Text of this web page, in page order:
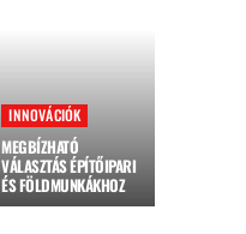
INNOVÁCIÓK
MEGBÍZHATÓ
VÁLASZTÁS ÉPÍTŐIPARI
ÉS FÖLDMUNKÁKHOZ